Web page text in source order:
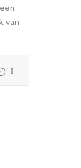
van
0